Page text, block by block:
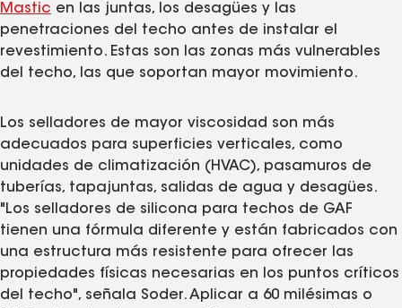
Mastic en las juntas, los desagües y las
penetraciones del techo antes de instalar el
revestimiento. Estas son las zonas más vulnerables
del techo, las que soportan mayor movimiento.
Los selladores de mayor viscosidad son más
adecuados para superficies verticales, como
unidades de climatización (HVAC), pasamuros de
tuberías, tapajuntas, salidas de agua y desagües.
"Los selladores de silicona para techos de GAF
tienen una fórmula diferente y están fabricados con
una estructura más resistente para ofrecer las
propiedades físicas necesarias en los puntos críticos
del techo", señala Soder. Aplicar a 60 milésimas o